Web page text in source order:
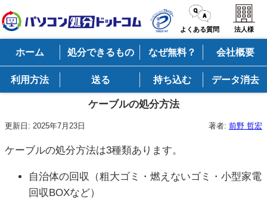
よくある質問 法人様
ホーム 処分できるもの なぜ無料？ 会社概要
利用方法 送る 持ち込む データ消去
ケーブルの処分方法
更新日: 2025年7月23日 著者: 前野 哲宏
ケーブルの処分方法は3種類あります。
自治体の回収（粗大ゴミ・燃えないゴミ・小型家電
回収BOXなど）